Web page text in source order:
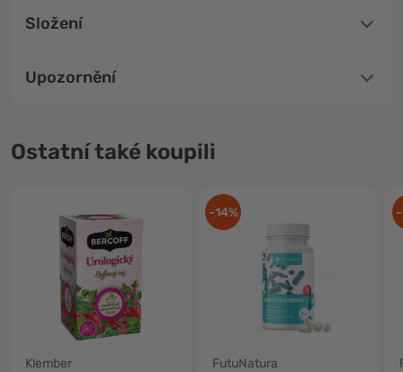
Složení
Upozornění
Ostatní také koupili
Klember
-14%
FutuNatura